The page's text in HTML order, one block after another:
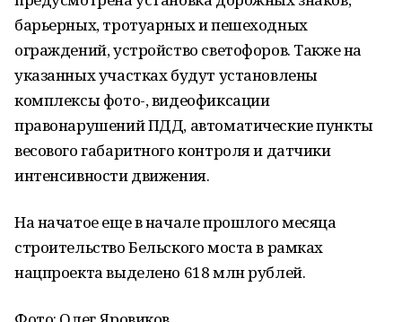
барьерных, тротуарных и пешеходных
ограждений, устройство светофоров. Также на
указанных участках будут установлены
комплексы фото-, видеофиксации
правонарушений ПДД, автоматические пункты
весового габаритного контроля и датчики
интенсивности движения.
На начатое еще в начале прошлого месяца
строительство Бельского моста в рамках
нацпроекта выделено 618 млн рублей.